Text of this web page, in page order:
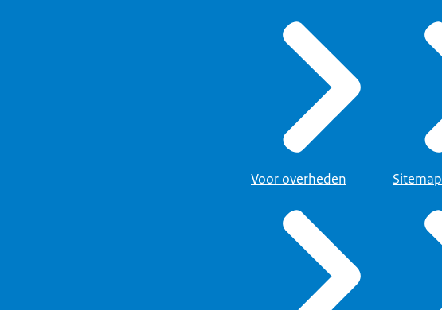
Voor overheden Sitemap